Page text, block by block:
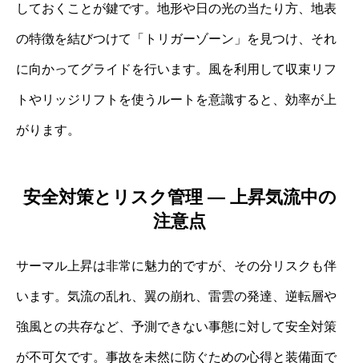
しておくことが鍵です。地形や日の光の当たり方、地表
の特徴を結びつけて「トリガーゾーン」を見つけ、それ
に向かってグライドを行います。風を利用して収束リフ
トやリッジリフトを使うルートを意識すると、効率が上
がります。
安全対策とリスク管理 ― 上昇気流中の
注意点
サーマル上昇は非常に魅力的ですが、その分リスクも伴
います。気流の乱れ、翼の崩れ、雷雲の発達、逆転層や
強風との共存など、予測できない事態に対して安全対策
が不可欠です。事故を未然に防ぐための心得と装備面で